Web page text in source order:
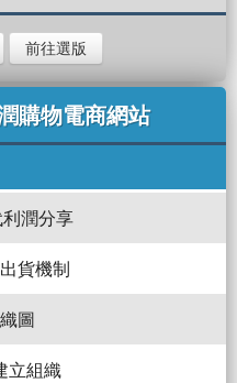
前往選版
購物電商網站
潤分享
貨機制
圖
立組織